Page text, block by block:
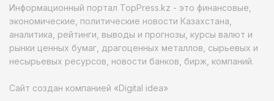
Информационный портал TopPress.kz - это финансовые,
экономические, политические новости Казахстана,
аналитика, рейтинги, выводы и прогнозы, курсы валют и
рынки ценных бумаг, драгоценных металлов, сырьевых и
несырьевых ресурсов, новости банков, бирж, компаний.
Сайт создан компанией «Digital idea»